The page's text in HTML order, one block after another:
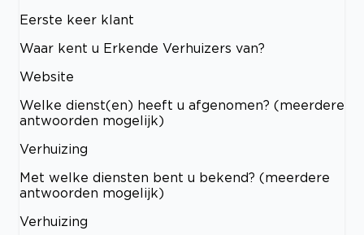
Eerste keer klant
Waar kent u Erkende Verhuizers van?
Website
Welke dienst(en) heeft u afgenomen? (meerdere
antwoorden mogelijk)
Verhuizing
Met welke diensten bent u bekend? (meerdere
antwoorden mogelijk)
Verhuizing